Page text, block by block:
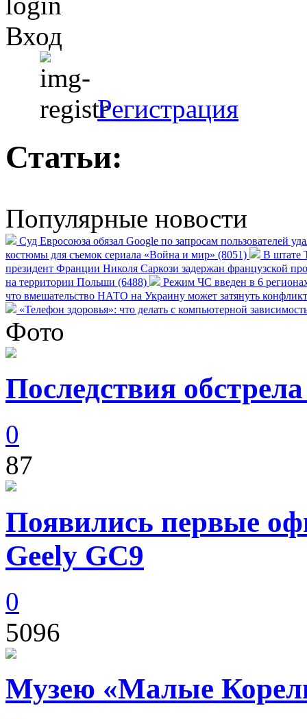
Вход
Регистрация
Статьи:
Популярные новости
Суд Евросоюза обязал Google по запросам пользователей
костюмы для съемок сериала «Война и мир» (8051)
В штате
президент Франции Николя Саркози задержан французской
на территории Польши (6488)
Режим ЧС введен в 6
что вмешательство НАТО на Украину может затянуть
«Телефон здоровья»: что делать с компьютерной
Фото
Последствия
0
87
Появились первые
Geely GC9
0
5096
Музею «Малые